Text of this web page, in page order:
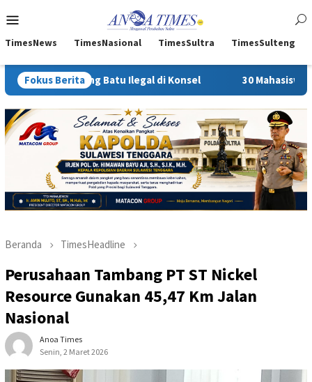
ke
Mobile
TimesNews TimesNasional TimesSultra TimesSulteng
Fokus Berita
Batu Ilegal di Konsel 30 Mahasiswa Unsultra
Beranda TimesHeadline
Perusahaan Tambang PT ST Nickel
Resource Gunakan 45,47 Km Jalan
Nasional
Anoa Times
Senin, 2 Maret 2026